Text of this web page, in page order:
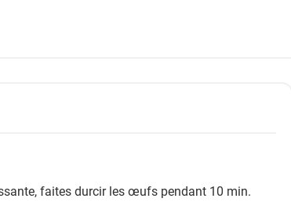
faites durcir les œufs pendant 10 min.